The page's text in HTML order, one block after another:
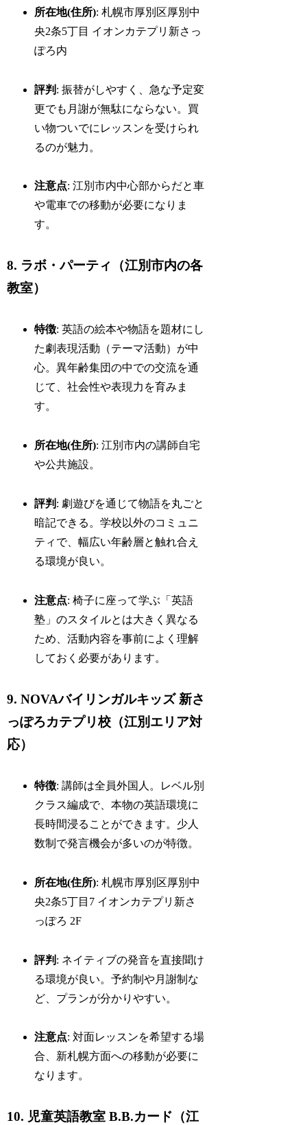
所在地(住所): 札幌市厚別区厚別中
央2条5丁目 イオンカテプリ新さっ
ぽろ内
評判 : 振替がしやすく、急な予定変
更でも月謝が無駄にならない。買
い物ついでにレッスンを受けられ
るのが魅力。
注意点: 江別市内中心部からだと車
や電車での移動が必要になりま
す。
8. ラボ・パーティ（江別市内の各
教室）
特徴: 英語の絵本や物語を題材にし
た劇表現活動（テーマ活動）が中
心。異年齢集団の中での交流を通
じて、社会性や表現力を育みま
す。
所在地(住所): 江別市内の講師自宅
や公共施設。
評判 : 劇遊びを通じて物語を丸ごと
暗記できる。学校以外のコミュニ
ティで、幅広い年齢層と触れ合え
る環境が良い。
注意点: 椅子に座って学ぶ「英語
塾」のスタイルとは大きく異なる
ため、活動内容を事前によく理解
しておく必要があります。
9. NOVAバイリンガルキッズ 新さ
っぽろカテプリ校（江別エリア対
応）
特徴: 講師は全員外国人。レベル別
クラス編成で、本物の英語環境に
長時間浸ることができます。少人
数制で発言機会が多いのが特徴。
所在地(住所): 札幌市厚別区厚別中
央2条5丁目7 イオンカテプリ新さ
っぽろ 2F
評判 : ネイティブの発音を直接聞け
る環境が良い。予約制や月謝制な
ど、プランが分かりやすい。
注意点: 対面レッスンを希望する場
合、新札幌方面への移動が必要に
なります。
10. 児童英語教室 B.B.カード（江